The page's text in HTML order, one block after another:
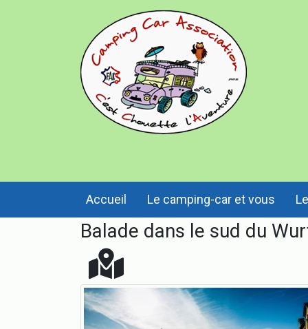
Accueil Le camping-car et vous
Balade dans le sud du